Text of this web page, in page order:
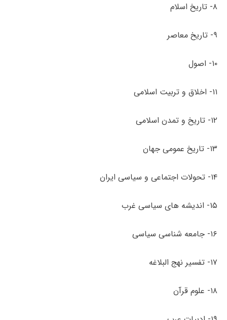
۸- تاریخ اسلام
۹- تاریخ معاصر
۱۰- اصول
۱۱- اخلاق و تربیت اسلامی
۱۲- تاریخ و تمدن اسلامی
۱۳- تاریخ عمومی جهان
۱۴- تحولات اجتماعی و سیاسی ایران
۱۵- اندیشه ­های سیاسی غرب
۱۶- جامعه شناسی سیاسی
۱۷- تفسیر نهج البلاغه
۱۸- علوم قرآن